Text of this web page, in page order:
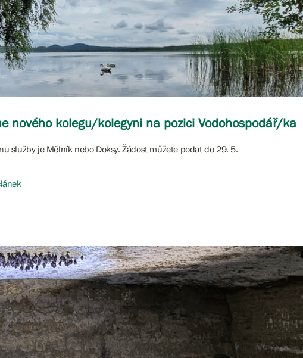
nového kolegu/kolegyni na pozici Vodohospodář/ka
služby je Mělník nebo Doksy. Žádost můžete podat do 29. 5.